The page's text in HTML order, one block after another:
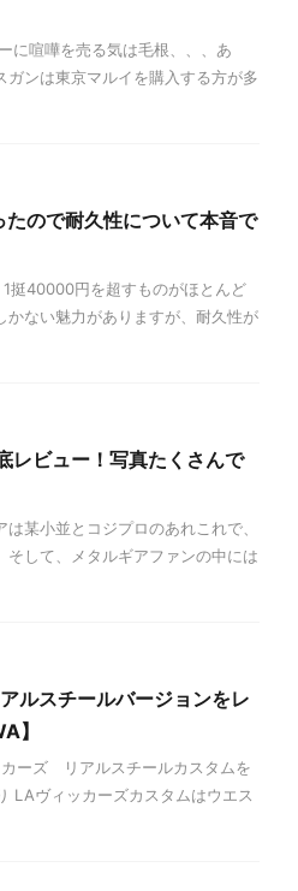
に喧嘩を売る気は毛根、、、あ
ンは東京マルイを購入する方が多
ので耐久性について本音で
挺40000円を超すものがほとんど
ない魅力がありますが、耐久性が
レビュー！写真たくさんで
某小並とコジプロのあれこれで、
して、メタルギアファンの中には
スチールバージョンをレ
】
ーズ リアルスチールカスタムを
LAヴィッカーズカスタムはウエス